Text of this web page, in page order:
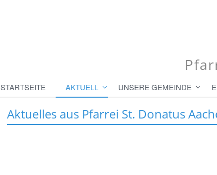
STARTSEITE AKTUELL UNSERE GEMEINDE
Aktuelles aus Pfarrei St. Donatus